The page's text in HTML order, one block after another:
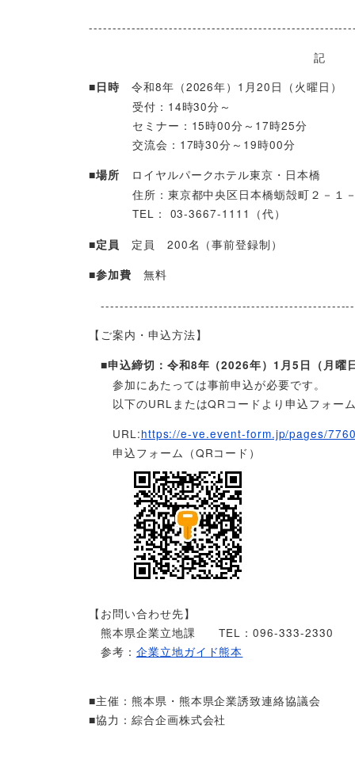
記
■日時 令和8年（2026年）1月20日（火曜日）
受付：14時30分～
セミナー：15時00分～17時25分
交流会：17時30分～19時00分
■場所 ロイヤルパークホテル東京・日本橋
住所：東京都中央区日本橋蛎殻町２－１
TEL： 03-3667-1111（代）
■定員 定員 200名（事前登録制）
■参加費 無料
【ご案内・申込方法】
■申込締切：令和8年（2026年）1月5日（月曜
参加にあたっては事前申込が必要です。
以下のURLまたはQRコードより申込フォー
URL:https://e-ve.event-form.jp/pages/
申込フォーム（QRコード）
【お問い合わせ先】
熊本県企業立地課 TEL：096-333-2330
参考： 企業立地ガイド熊本
■主催：熊本県・熊本県企業誘致連絡協議会
■協力：綜合企画株式会社